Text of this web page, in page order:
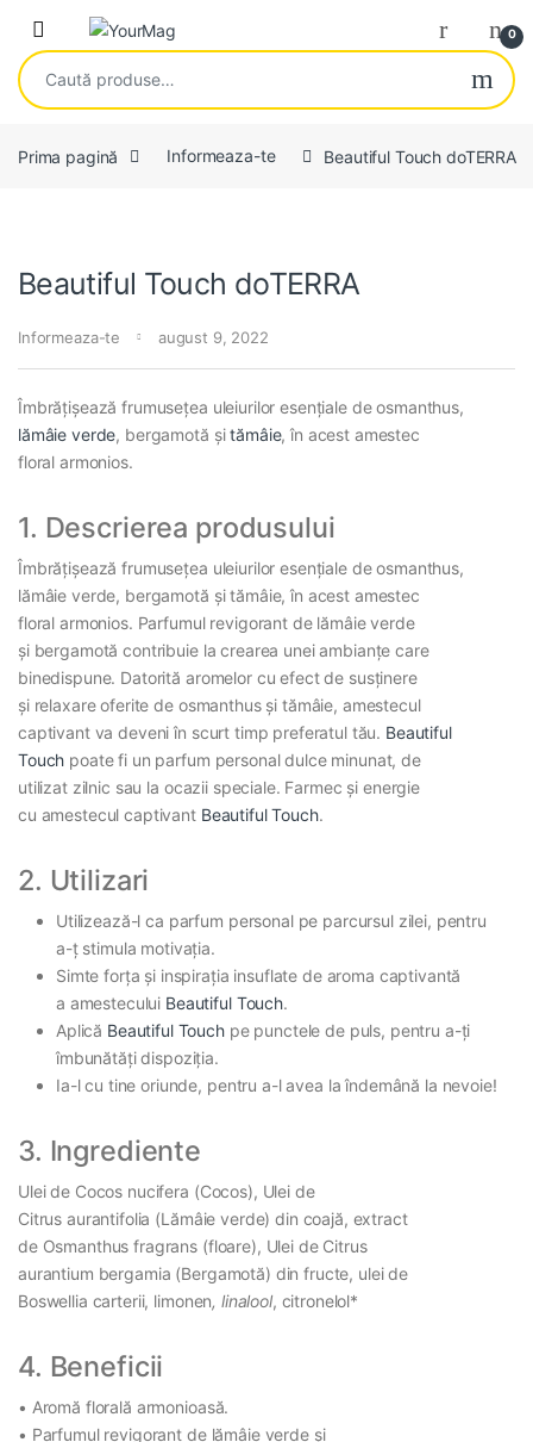
Skip to navigation
Skip to content
Open 0
Caută după:
Prima pagină Informeaza-te Beautiful Touch doTERRA
Beautiful Touch doTERRA
Informeaza-te august 9, 2022
Îmbrățișează frumusețea uleiurilor esențiale de osmanthus,
lămâie verde, bergamotă șitămâie, în acest amestec
floral armonios.
1. Descrierea produsului
Îmbrățișează frumusețea uleiurilor esențiale de osmanthus,
lămâie verde, bergamotă și tămâie, în acest amestec
floral armonios. Parfumul revigorant de lămâie verde
și bergamotă contribuie la crearea unei ambianțe care
binedispune. Datorită aromelor cu efect de susținere
și relaxare oferite de osmanthus și tămâie, amestecul
captivant va deveni în scurt timp preferatul tău. Beautiful
Touch poate fi un parfum personal dulce minunat, de
utilizat zilnic sau la ocazii speciale. Farmec și energie
cu amestecul captivant Beautiful Touch.
2. Utilizari
Utilizează-l ca parfum personal pe parcursul zilei, pentru
a-ț stimula motivația.
Simte forța și inspirația insuflate de aroma captivantă
a amestecului Beautiful Touch.
Aplică Beautiful Touchpe punctele de puls, pentru a-ți
îmbunătăți dispoziția.
Ia-l cu tine oriunde, pentru a-l avea la îndemână la nevoie!
3. Ingrediente
Ulei de Cocos nucifera (Cocos), Ulei de
Citrus aurantifolia (Lămâie verde) din coajă, extract
de Osmanthus fragrans (floare), Ulei de Citrus
aurantium bergamia (Bergamotă) din fructe, ulei de
Boswellia carterii, limonen, linalool, citronelol*
4. Beneficii
• Aromă florală armonioasă.
• Parfumul revigorant de lămâie verde și